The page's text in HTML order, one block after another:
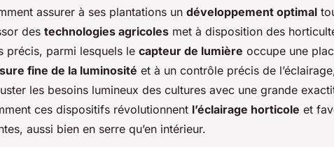
pour culture
l'éclairage pour
assurer à ses plantations un développement optimal
des technologies agricoles met à disposition des
précis, parmi lesquels le capteur de lumière occupe une
fine de la luminosité et à un contrôle précis de
les besoins lumineux des cultures avec une grande
ces dispositifs révolutionnent l’éclairage horticole et
aussi bien en serre qu’en intérieur.